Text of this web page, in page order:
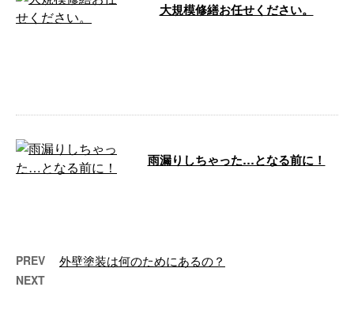
大規模修繕お任せください。
雨漏りしちゃった…となる前に！
PREV 外壁塗装は何のためにあるの？
NEXT